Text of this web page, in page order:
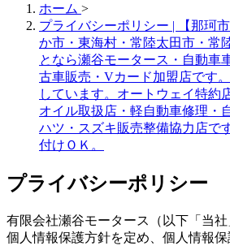
ホーム >
プライバシーポリシー | 【那珂
か市・東海村・常陸太田市・常
となら瀬谷モータース・自動車
古車販売・Vカード加盟店です
しています。オートウェイ特約
オイル取扱店・軽自動車修理・
ハツ・スズキ販売整備協力店で
付けＯＫ。
プライバシーポリシー
有限会社瀬谷モータース（以下「当
個人情報保護方針を定め、個人情報保